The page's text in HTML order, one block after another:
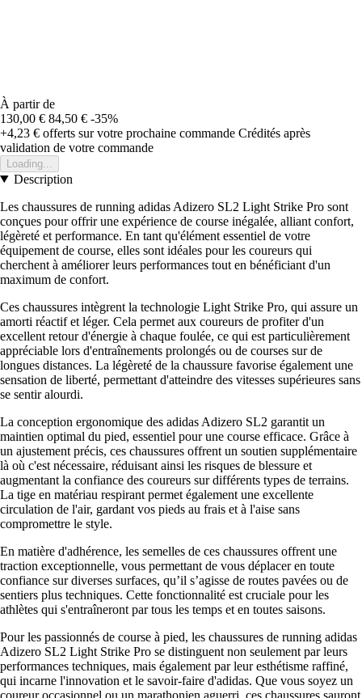
À partir de
130,00 € 84,50 € -35%
+4,23 € offerts sur votre prochaine commande Crédités après
validation de votre commande
Loading...
Description
Les chaussures de running adidas Adizero SL2 Light Strike Pro sont
conçues pour offrir une expérience de course inégalée, alliant confort,
légèreté et performance. En tant qu'élément essentiel de votre
équipement de course, elles sont idéales pour les coureurs qui
cherchent à améliorer leurs performances tout en bénéficiant d'un
maximum de confort.
Ces chaussures intègrent la technologie Light Strike Pro, qui assure un
amorti réactif et léger. Cela permet aux coureurs de profiter d'un
excellent retour d'énergie à chaque foulée, ce qui est particulièrement
appréciable lors d'entraînements prolongés ou de courses sur de
longues distances. La légèreté de la chaussure favorise également une
sensation de liberté, permettant d'atteindre des vitesses supérieures sans
se sentir alourdi.
La conception ergonomique des adidas Adizero SL2 garantit un
maintien optimal du pied, essentiel pour une course efficace. Grâce à
un ajustement précis, ces chaussures offrent un soutien supplémentaire
là où c'est nécessaire, réduisant ainsi les risques de blessure et
augmentant la confiance des coureurs sur différents types de terrains.
La tige en matériau respirant permet également une excellente
circulation de l'air, gardant vos pieds au frais et à l'aise sans
compromettre le style.
En matière d'adhérence, les semelles de ces chaussures offrent une
traction exceptionnelle, vous permettant de vous déplacer en toute
confiance sur diverses surfaces, qu’il s’agisse de routes pavées ou de
sentiers plus techniques. Cette fonctionnalité est cruciale pour les
athlètes qui s'entraîneront par tous les temps et en toutes saisons.
Pour les passionnés de course à pied, les chaussures de running adidas
Adizero SL2 Light Strike Pro se distinguent non seulement par leurs
performances techniques, mais également par leur esthétisme raffiné,
qui incarne l'innovation et le savoir-faire d'adidas. Que vous soyez un
coureur occasionnel ou un marathonien aguerri, ces chaussures sauront